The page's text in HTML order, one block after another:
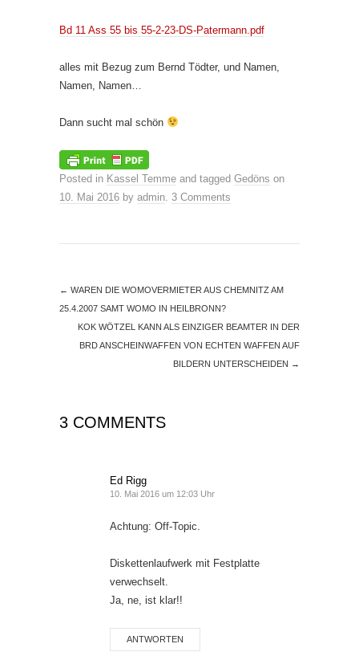
Bd 11 Ass 55 bis 55-2-23-DS-Patermann.pdf
alles mit Bezug zum Bernd Tödter, und Namen,
Namen, Namen…
Dann sucht mal schön
Posted in Kassel Temme and tagged Gedöns on
10. Mai 2016 by admin 3 Comments
← WAREN DIE WOMOVERMIETER AUS CHEMNITZ AM
25.4.2007 SAMT WOMO IN HEILBRONN?
KOK WÖTZEL KANN ALS EINZIGER BEAMTER IN DER
BRD ANSCHEINWAFFEN VON ECHTEN WAFFEN AUF
BILDERN UNTERSCHEIDEN →
3 COMMENTS
Ed Rigg
10. Mai 2016 um 12:03 Uhr
Achtung: Off-Topic.
Diskettenlaufwerk mit Festplatte
verwechselt.
Ja, ne, ist klar!!
ANTWORTEN